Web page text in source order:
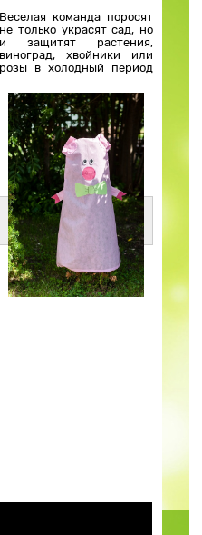
Веселая команда поросят
не только украсят сад, но
и защитят растения,
виноград, хвойники или
розы в холодный период